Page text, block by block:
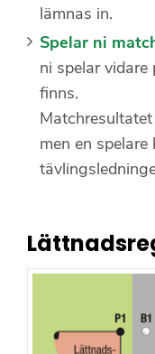
lämnas in.
Spelar ni
ni spelar
finns.
men en